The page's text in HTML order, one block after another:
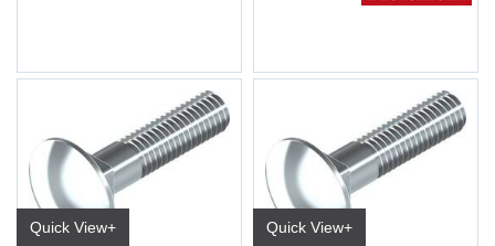
Quick View+ Quick View+